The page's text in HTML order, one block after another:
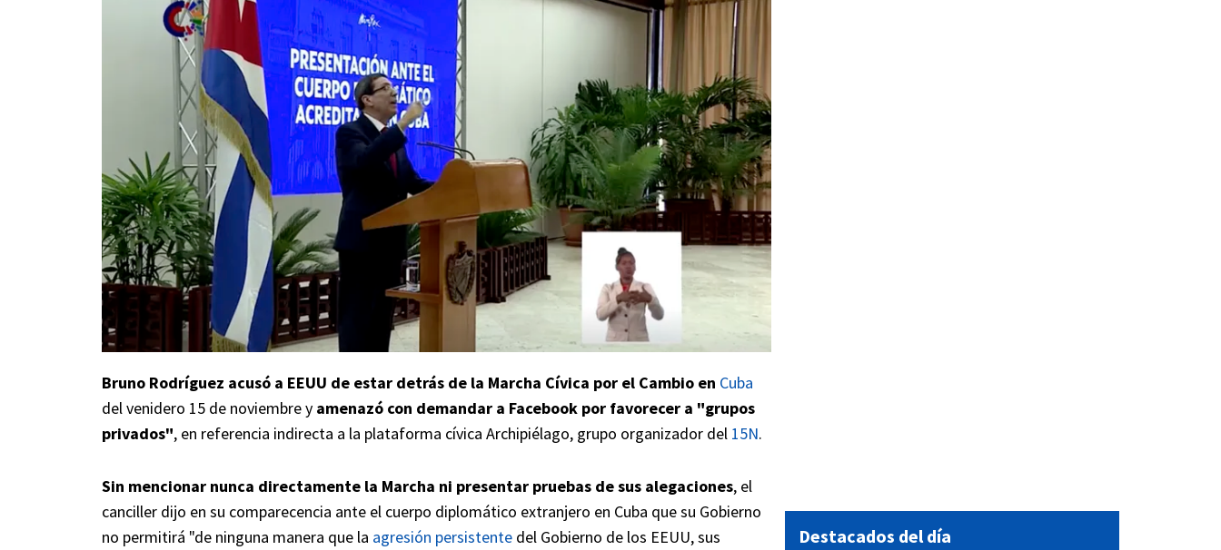
Bruno Rodríguez acusó a EEUU de estar detrás de la Marcha Cívica por el Cambio en Cuba
del venidero 15 de noviembre y amenazó con demandar a Facebook por favorecer a "grupos
privados", en referencia indirecta a la plataforma cívica Archipiélago, grupo organizador del 15N.
Sin mencionar nunca directamente la Marcha ni presentar pruebas de sus alegaciones, el
canciller dijo en su comparecencia ante el cuerpo diplomático extranjero en Cuba que su Gobierno
no permitirá "de ninguna manera que la agresión persistente del Gobierno de los EEUU, sus
Destacados del día